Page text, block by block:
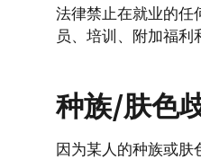
法律禁止在就业的任
员、培训、附加福利
种族/肤色
因为某人的种族或肤